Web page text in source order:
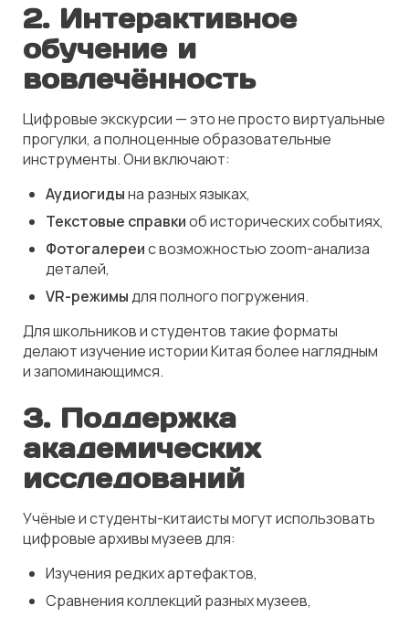
2. Интерактивное
обучение и
вовлечённость
Цифровые экскурсии — это не просто виртуальные
прогулки, а полноценные образовательные
инструменты. Они включают:
Аудиогидына разных языках,
Текстовые справкиоб исторических событиях,
Фотогалереис возможностью zoom-анализа
деталей,
VR-режимыдля полного погружения.
Для школьников и студентов такие форматы
делают изучение истории Китая более наглядным
и запоминающимся.
3. Поддержка
академических
исследований
Учёные и студенты-китаисты могут использовать
цифровые архивы музеев для:
Изучения редких артефактов,
Сравнения коллекций разных музеев,